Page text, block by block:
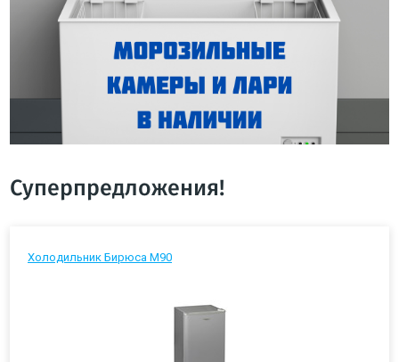
Суперпредложения!
Холодильник Бирюса М90